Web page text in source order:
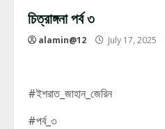
চিত্রাঙ্গনা পর্ব ৩
alamin@12 July 17, 2025
#ইশরাত_জাহান_জেরিন
#পর্ব_৩